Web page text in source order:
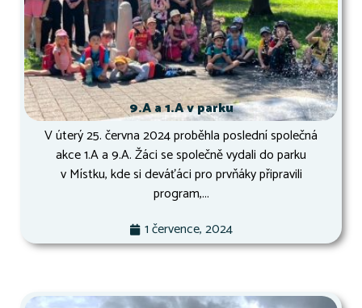
9.A a 1.A v parku
V úterý 25. června 2024 proběhla poslední společná
akce 1.A a 9.A. Žáci se společně vydali do parku
v Místku, kde si deváťáci pro prvňáky připravili
program,...
1 července, 2024